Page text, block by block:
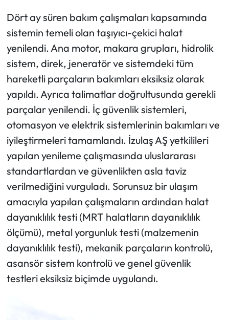
Dört ay süren bakım çalışmaları kapsamında
sistemin temeli olan taşıyıcı-çekici halat
yenilendi. Ana motor, makara grupları, hidrolik
sistem, direk, jeneratör ve sistemdeki tüm
hareketli parçaların bakımları eksiksiz olarak
yapıldı. Ayrıca talimatlar doğrultusunda gerekli
parçalar yenilendi. İç güvenlik sistemleri,
otomasyon ve elektrik sistemlerinin bakımları ve
iyileştirmeleri tamamlandı. İzulaş AŞ yetkilileri
yapılan yenileme çalışmasında uluslararası
standartlardan ve güvenlikten asla taviz
verilmediğini vurguladı. Sorunsuz bir ulaşım
amacıyla yapılan çalışmaların ardından halat
dayanıklılık testi (MRT halatların dayanıklılık
ölçümü), metal yorgunluk testi (malzemenin
dayanıklılık testi), mekanik parçaların kontrolü,
asansör sistem kontrolü ve genel güvenlik
testleri eksiksiz biçimde uygulandı.